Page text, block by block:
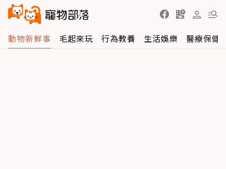
動物新鮮事 毛起來玩 行為教養 生活娛樂 醫療保健